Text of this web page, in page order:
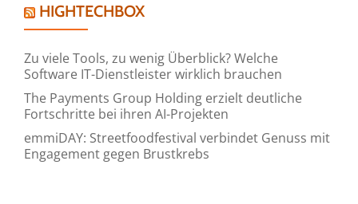
HIGHTECHBOX
Zu viele Tools, zu wenig Überblick? Welche
Software IT-Dienstleister wirklich brauchen
The Payments Group Holding erzielt deutliche
Fortschritte bei ihren AI-Projekten
emmiDAY: Streetfoodfestival verbindet Genuss mit
Engagement gegen Brustkrebs